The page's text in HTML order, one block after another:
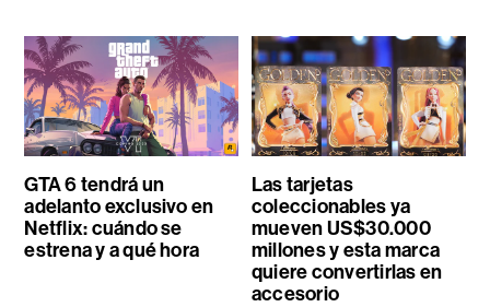
GTA 6 tendrá un
adelanto exclusivo en
Netflix: cuándo se
estrena y a qué hora
Las tarjetas
coleccionables ya
mueven US$30.000
millones y esta marca
quiere convertirlas en
accesorio